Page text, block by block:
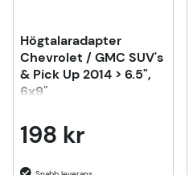
Högtalaradapter
Chevrolet / GMC SUV's
& Pick Up 2014 > 6.5",
6x9"
198 kr